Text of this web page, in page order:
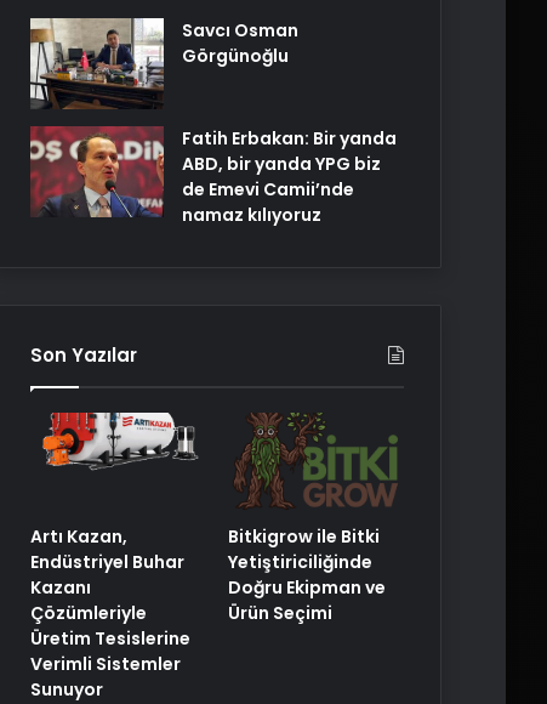
Savcı Osman
Görgünoğlu
Fatih Erbakan: Bir yanda
ABD, bir yanda YPG biz
de Emevi Camii’nde
namaz kılıyoruz
Son Yazılar
Artı Kazan,
Endüstriyel Buhar
Kazanı
Çözümleriyle
Üretim Tesislerine
Verimli Sistemler
Sunuyor
Bitkigrow ile Bitki
Yetiştiriciliğinde
Doğru Ekipman ve
Ürün Seçimi